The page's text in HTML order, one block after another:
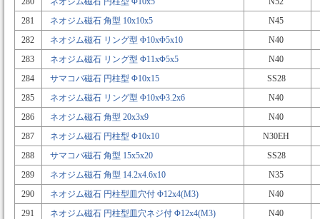
281
ネオジム磁石 角型 10x10x5
N45
282
ネオジム磁石 リング型 Φ10xΦ5x10
N40
283
ネオジム磁石 リング型 Φ11xΦ5x5
N40
284
サマコバ磁石 円柱型 Φ10x15
SS28
285
ネオジム磁石 リング型 Φ10xΦ3.2x6
N40
286
ネオジム磁石 角型 20x3x9
N40
287
ネオジム磁石 円柱型 Φ10x10
N30EH
288
サマコバ磁石 角型 15x5x20
SS28
289
ネオジム磁石 角型 14.2x4.6x10
N35
290
ネオジム磁石 円柱型皿穴付 Φ12x4(M3)
N40
291
ネオジム磁石 円柱型皿穴ネジ付 Φ12x4(M3)
N40